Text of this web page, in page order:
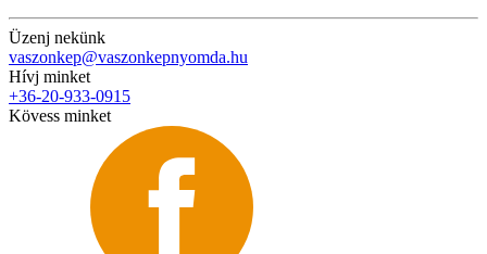
Üzenj nekünk
vaszonkep@vaszonkepnyomda.hu
Hívj minket
+36-20-933-0915
Kövess minket